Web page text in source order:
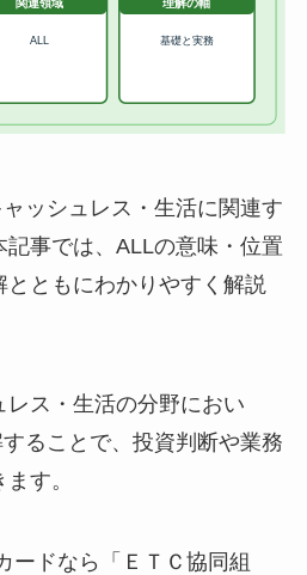
ッシュレス・生活に関連す
記事では、ALLの意味・位置
ともにわかりやすく解説
ス・生活の分野におい
ることで、投資判断や業務
す。
ドなら「ＥＴＣ協同組